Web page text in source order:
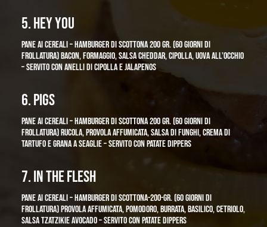
5. HEY YOU
PANE AI CEREALI – HAMBURGER DI SCOTTONA 200 GR. (60 GIORNI DI
FROLLATURA) BACON, FORMAGGIO, SALSA CHEDDAR, CIPOLLA, UOVA ALL’OCCHIO
– SERVITO CON ANELLI DI CIPOLLA E JALAPENOS
6. PIGS
PANE AI CEREALI – HAMBURGER DI SCOTTONA 200 GR. (60 GIORNI DI
FROLLATURA)RUCOLA, PROVOLA AFFUMICATA, SALSA DI FUNGHI, CREMA DI
TARTUFO E GRANA A SEAGLIE – SERVITO CON PATATE DIPPERS
7. IN THE FLESH
PANE AI CEREALI – HAMBURGER DI SCOTTONA-200-GR. (60 GIORNI DI
FROLLATURA) PROVOLA AFFUMICATA, POMODORO, BURRATA, BASILICO, CETRIOLO,
SALSA TZATZIKIE AVOCADO –SERVITO CON PATATE DIPPERS